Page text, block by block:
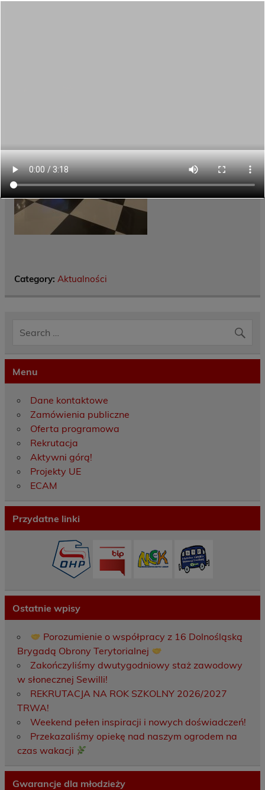
Category: Aktualności
Menu
Dane kontaktowe
Zamówienia publiczne
Oferta programowa
Rekrutacja
Aktywni górą!
Projekty UE
ECAM
Przydatne linki
Ostatnie wpisy
Porozumienie o współpracy z 16 Dolnośląską
Brygadą Obrony Terytorialnej
Zakończyliśmy dwutygodniowy staż zawodowy
w słonecznej Sewilli!
REKRUTACJA NA ROK SZKOLNY 2026/2027
TRWA!
Weekend pełen inspiracji i nowych doświadczeń!
Przekazaliśmy opiekę nad naszym ogrodem na
czas wakacji
Gwarancje dla młodzieży